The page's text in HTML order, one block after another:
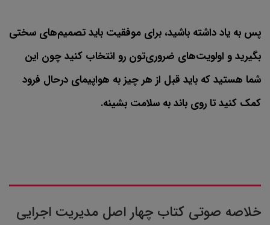
پس به یاد داشته باشید، برای موفقیت باید تصمیم‌های سختی
بگیرید و اولویت‌های ضروری‌تون رو انتخاب کنید چون این
شما هستید که باید قبل از هر چیز به هواپیمای درحال فرود
کمک کنید تا روی باند به سلامت بشینه.
خلاصه صوتی کتاب چهار اصل مدیریت اجرایی